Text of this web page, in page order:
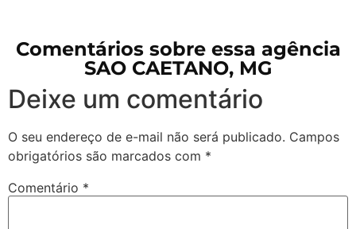
Comentários sobre essa agência
SAO CAETANO, MG
Deixe um comentário
O seu endereço de e-mail não será publicado. Campos
obrigatórios são marcados com *
Comentário *